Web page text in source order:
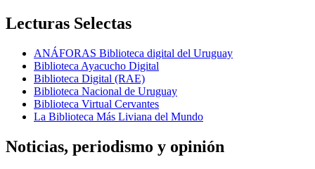
Lecturas Selectas
ANÁFORAS Biblioteca digital del Uruguay
Biblioteca Ayacucho Digital
Biblioteca Digital (RAE)
Biblioteca Nacional de Uruguay
Biblioteca Virtual Cervantes
La Biblioteca Más Liviana del Mundo
Noticias, periodismo y opinión